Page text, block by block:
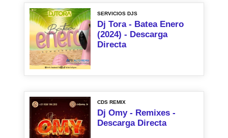
SERVICIOS DJS
Dj Tora - Batea Enero
(2024) - Descarga
Directa
CDS REMIX
Dj Omy - Remixes -
Descarga Directa